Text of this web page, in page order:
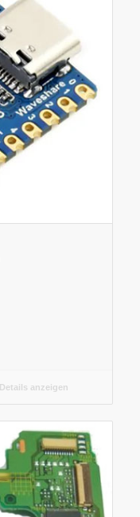
Details anzeigen